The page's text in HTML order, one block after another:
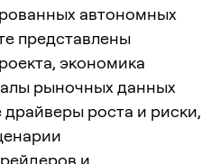
автономных
представлены
экономика
рыночных данных
роста и риски,
и